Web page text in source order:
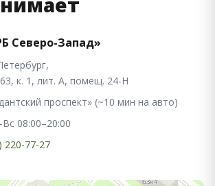
Северо-Запад»
к. 1, лит. А, помещ. 24-Н
проспект» (~10 мин на авто)
08:00–20:00
220-77-27